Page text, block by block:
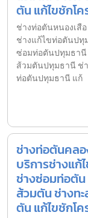
ตัน แก้ไขชักโ
ช่างท่อตันหนองเสื
ช่างแก้ไขท่อตันปทุ
ซ่อมท่อตันปทุมธานี
ส้วมตันปทุมธานี ช่
ท่อตันปทุมธานี แก้
ช่างท่อตันคลอ
บริการช่างแก้
ช่างซ่อมท่อตัน
ส้วมตัน ช่างท
ตัน แก้ไขชักโ